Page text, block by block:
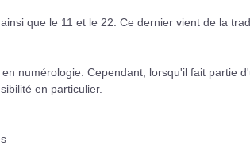
que le 11 et le 22. Ce dernier vient de la
numérologie. Cependant, lorsqu'il fait partie
en particulier.